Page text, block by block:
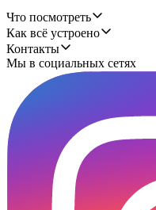
Что посмотреть
Как всё устроено
Контакты
Мы в социальных сетях